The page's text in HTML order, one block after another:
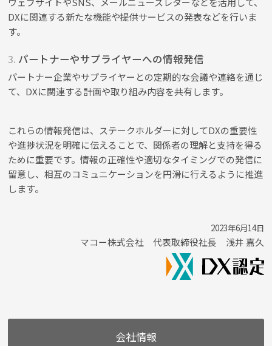
DXに関連する新たな機能や提供サービスの発表などを行いま
す。
3. パートナーやサプライヤーへの情報発信
パートナー企業やサプライヤーとの定期的な会議や連絡を通じ
て、DXに関連する計画や取り組み内容を共有します。
これらの情報発信は、ステークホルダーに対してDXの重要性
や進捗状況を明確に伝えることで、関係者の理解と支持を得る
ために重要です。情報の正確性や適切なタイミングでの発信に
留意し、相互のコミュニケーションを円滑に行えるように推進
します。
2023年6月14日
マコー株式会社 代表取締役社長 浅井 嘉久
会社情報